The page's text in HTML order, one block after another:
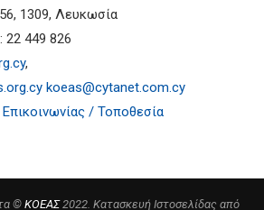
1309, Λευκωσία
22 449 826
,
koeas@cytanet.com.cy
/ Τοποθεσία
© ΚΟΕΑΣ2022. Κατασκευή Ιστοσελίδας από